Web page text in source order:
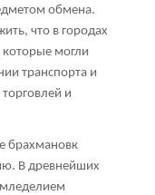
обмена.
что в городах
которые могли
транспорта и
и
брахмановк
В древнейших